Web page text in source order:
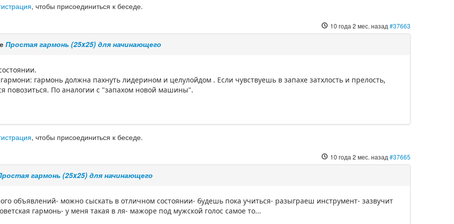
, чтобы присоединиться к беседе.
10 года 2 мес. назад #37663
Простая гармонь (25x25) для начинающего
гармонь должна пахнуть лидерином и целулойдом . Если чувствуешь в запахе затхлость и прелость,
повозиться. По аналогии с "запахом новой машины".
, чтобы присоединиться к беседе.
10 года 2 мес. назад #37665
гармонь (25x25) для начинающего
объявлений- можно сыскать в отличном состоянии- будешь пока учиться- разыграеш инструмент- зазвучит
гармонь- у меня такая в ля- мажоре под мужской голос самое то...